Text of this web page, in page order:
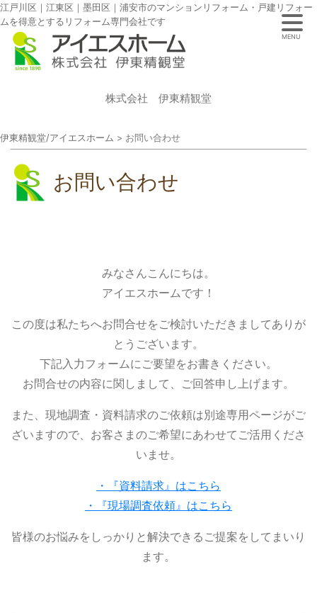
江戸川区｜江東区｜墨田区｜浦安市のマンションリフォーム・戸建リフォー
ムを得意とするリフォーム専門会社です
株式会社 伊東精観堂
伊東精観堂/アイエスホーム > お問い合わせ
お問い合わせ
みなさんこんにちは。
アイエスホームです！
この度は私たちへお問合せをご検討いただきましてありが
とうございます。
下記入力フォームにご要望をお書きください。
お問合せの内容に関しまして、ご回答申し上げます。
また、現地調査・資料請求のご依頼は別途専用ページがご
ざいますので、お客さまのご希望にあわせてご活用くださ
いませ。
・『資料請求』はこちら
・『現場調査依頼』はこちら
皆様のお悩みをしっかりと解決できるご提案をしてまいり
ます。
MENU